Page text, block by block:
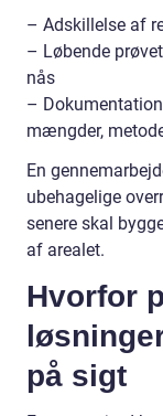
– Adskillelse af
– Løbende
nås
–
mængder,
En
ubehagelige
senere skal
af arealet.
Hvorfor
på sigt